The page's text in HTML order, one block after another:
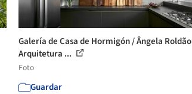
Galería de Casa de Hormigón / Ângela Roldão
Arquitetura ...
Foto
Guardar